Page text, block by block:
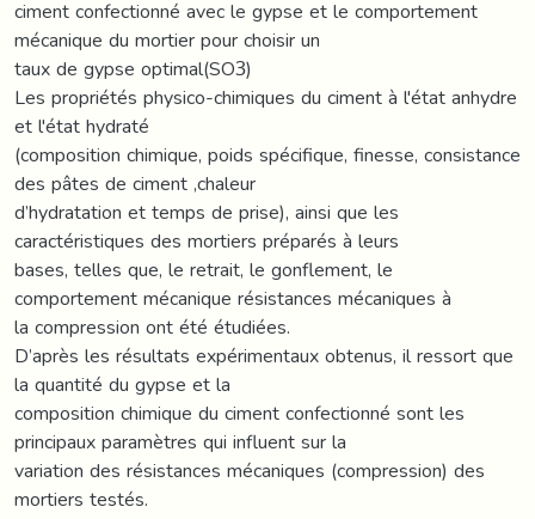
ciment confectionné avec le gypse et le comportement
mécanique du mortier pour choisir un
taux de gypse optimal(SO3)
Les propriétés physico-chimiques du ciment à l'état anhydre
et l'état hydraté
(composition chimique, poids spécifique, finesse, consistance
des pâtes de ciment ,chaleur
d’hydratation et temps de prise), ainsi que les
caractéristiques des mortiers préparés à leurs
bases, telles que, le retrait, le gonflement, le
comportement mécanique résistances mécaniques à
la compression ont été étudiées.
D’après les résultats expérimentaux obtenus, il ressort que
la quantité du gypse et la
composition chimique du ciment confectionné sont les
principaux paramètres qui influent sur la
variation des résistances mécaniques (compression) des
mortiers testés.